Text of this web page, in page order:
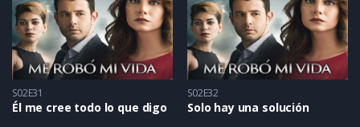
S02E31
Él me cree todo lo que digo
S02E32
Solo hay una solución